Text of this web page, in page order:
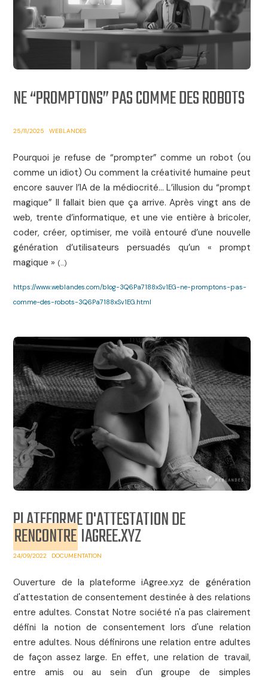
NE “PROMPTONS” PAS COMME DES ROBOTS
25/11/2025 WEBLANDES
Pourquoi je refuse de “prompter” comme un robot (ou
comme un idiot) Ou comment la créativité humaine peut
encore sauver l’IA de la médiocrité… L’illusion du “prompt
magique” Il fallait bien que ça arrive. Après vingt ans de
web, trente d’informatique, et une vie entière à bricoler,
coder, créer, optimiser, me voilà entouré d’une nouvelle
génération d’utilisateurs persuadés qu’un « prompt
magique » (...)
https://www.weblandes.com/blog-3Q6Pa7188xSv1EG-ne-promptons-pas-
comme-des-robots-3Q6Pa7188xSv1EG.html
PLATEFORME D'ATTESTATION DE
RENCONTREIAGREE.XYZ
24/09/2022 DOCUMENTATION
Ouverture de la plateforme iAgree.xyz de génération
d'attestation de consentement destinée à des relations
entre adultes. Constat Notre société n'a pas clairement
défini la notion de consentement lors d'une relation
entre adultes. Nous définirons une relation entre adultes
de façon assez large. En effet, une relation de travail,
entre amis ou au sein d'un groupe de simples